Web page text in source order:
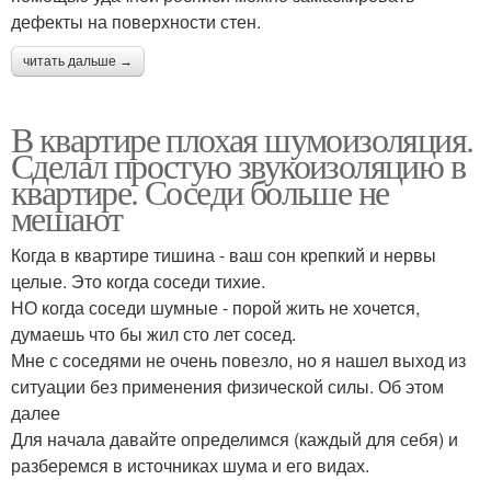
дефекты на поверхности стен.
читать дальше →
В квартире плохая шумоизоляция.
Сделал простую звукоизоляцию в
квартире. Соседи больше не
мешают
Когда в квартире тишина - ваш сон крепкий и нервы
целые. Это когда соседи тихие.
НО когда соседи шумные - порой жить не хочется,
думаешь что бы жил сто лет сосед.
Мне с соседями не очень повезло, но я нашел выход из
ситуации без применения физической силы. Об этом
далее
Для начала давайте определимся (каждый для себя) и
разберемся в источниках шума и его видах.